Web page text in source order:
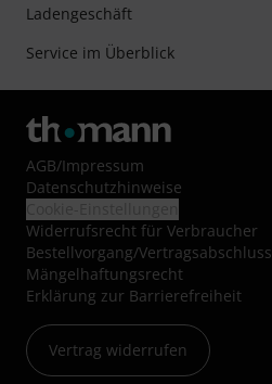
Ladengeschäft
Service im Überblick
AGB/Impressum
Datenschutzhinweise
Widerrufsrecht für Verbraucher
Bestellvorgang/Vertragsabschluss
Mängelhaftungsrecht
Erklärung zur Barrierefreiheit
Vertrag widerrufen